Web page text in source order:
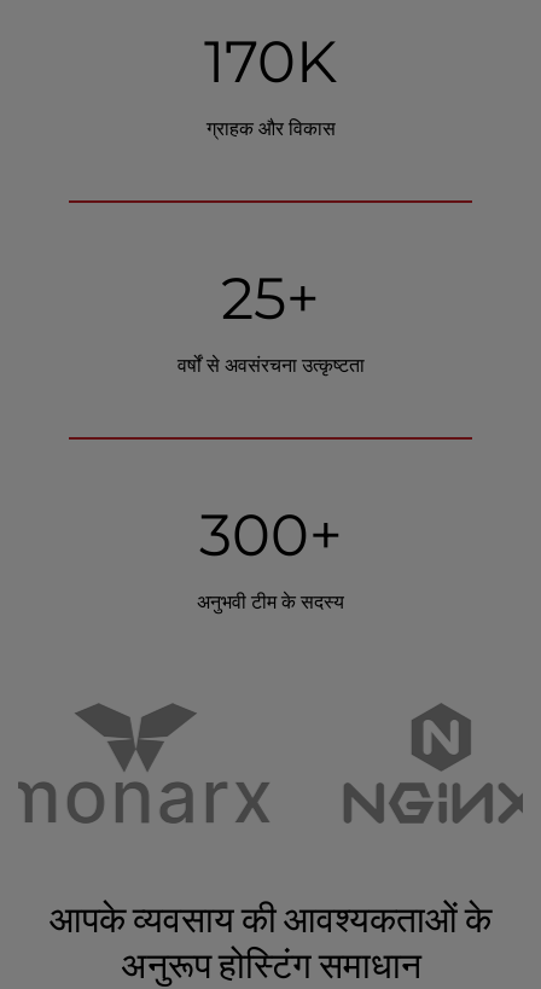
170K
ग्राहक और विकास
25+
वर्षों से अवसंरचना उत्कृष्टता
300+
अनुभवी टीम के सदस्य
आपके व्यवसाय की आवश्यकताओं के
अनुरूप होस्टिंग समाधान